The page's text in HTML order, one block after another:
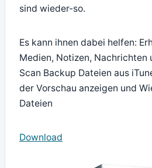
sind wieder-so.
Es kann ihnen dabei helfen:
Medien, Notizen, Nachrichten
Scan Backup Dateien aus
der Vorschau anzeigen und
Dateien
Download